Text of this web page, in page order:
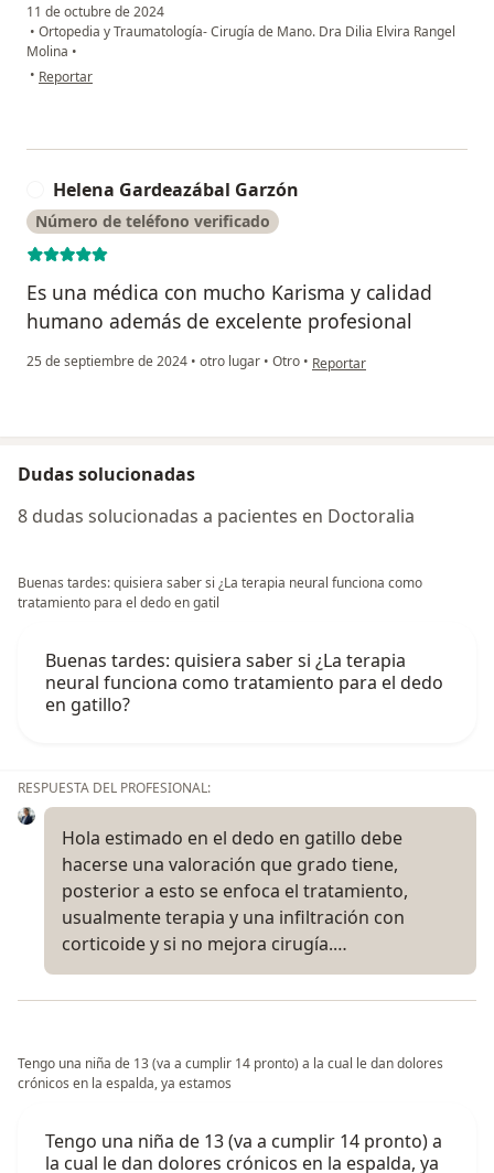
11 de octubre de 2024
• Ortopedia y Traumatología- Cirugía de Mano. Dra Dilia Elvira Rangel
Molina •
• en opinión del usuario Salome
Reportar
Helena Gardeazábal Garzón
Número de teléfono verificado
Es una médica con mucho Karisma y calidad
humano además de excelente profesional
25 de septiembre de 2024 • otro lugar • Otro • en opinión del usuario
Reportar
Dudas solucionadas
8 dudas solucionadas a pacientes en Doctoralia
Buenas tardes: quisiera saber si ¿La terapia neural funciona como
tratamiento para el dedo en gatil
Buenas tardes: quisiera saber si ¿La terapia
neural funciona como tratamiento para el dedo
en gatillo?
RESPUESTA DEL PROFESIONAL:
Hola estimado en el dedo en gatillo debe
hacerse una valoración que grado tiene,
posterior a esto se enfoca el tratamiento,
usualmente terapia y una infiltración con
corticoide y si no mejora cirugía.…
Tengo una niña de 13 (va a cumplir 14 pronto) a la cual le dan dolores
crónicos en la espalda, ya estamos
Tengo una niña de 13 (va a cumplir 14 pronto) a
la cual le dan dolores crónicos en la espalda, ya